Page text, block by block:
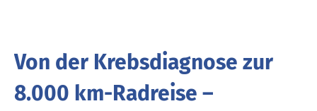
Von der Krebsdiagnose zur
8.000 km-Radreise –